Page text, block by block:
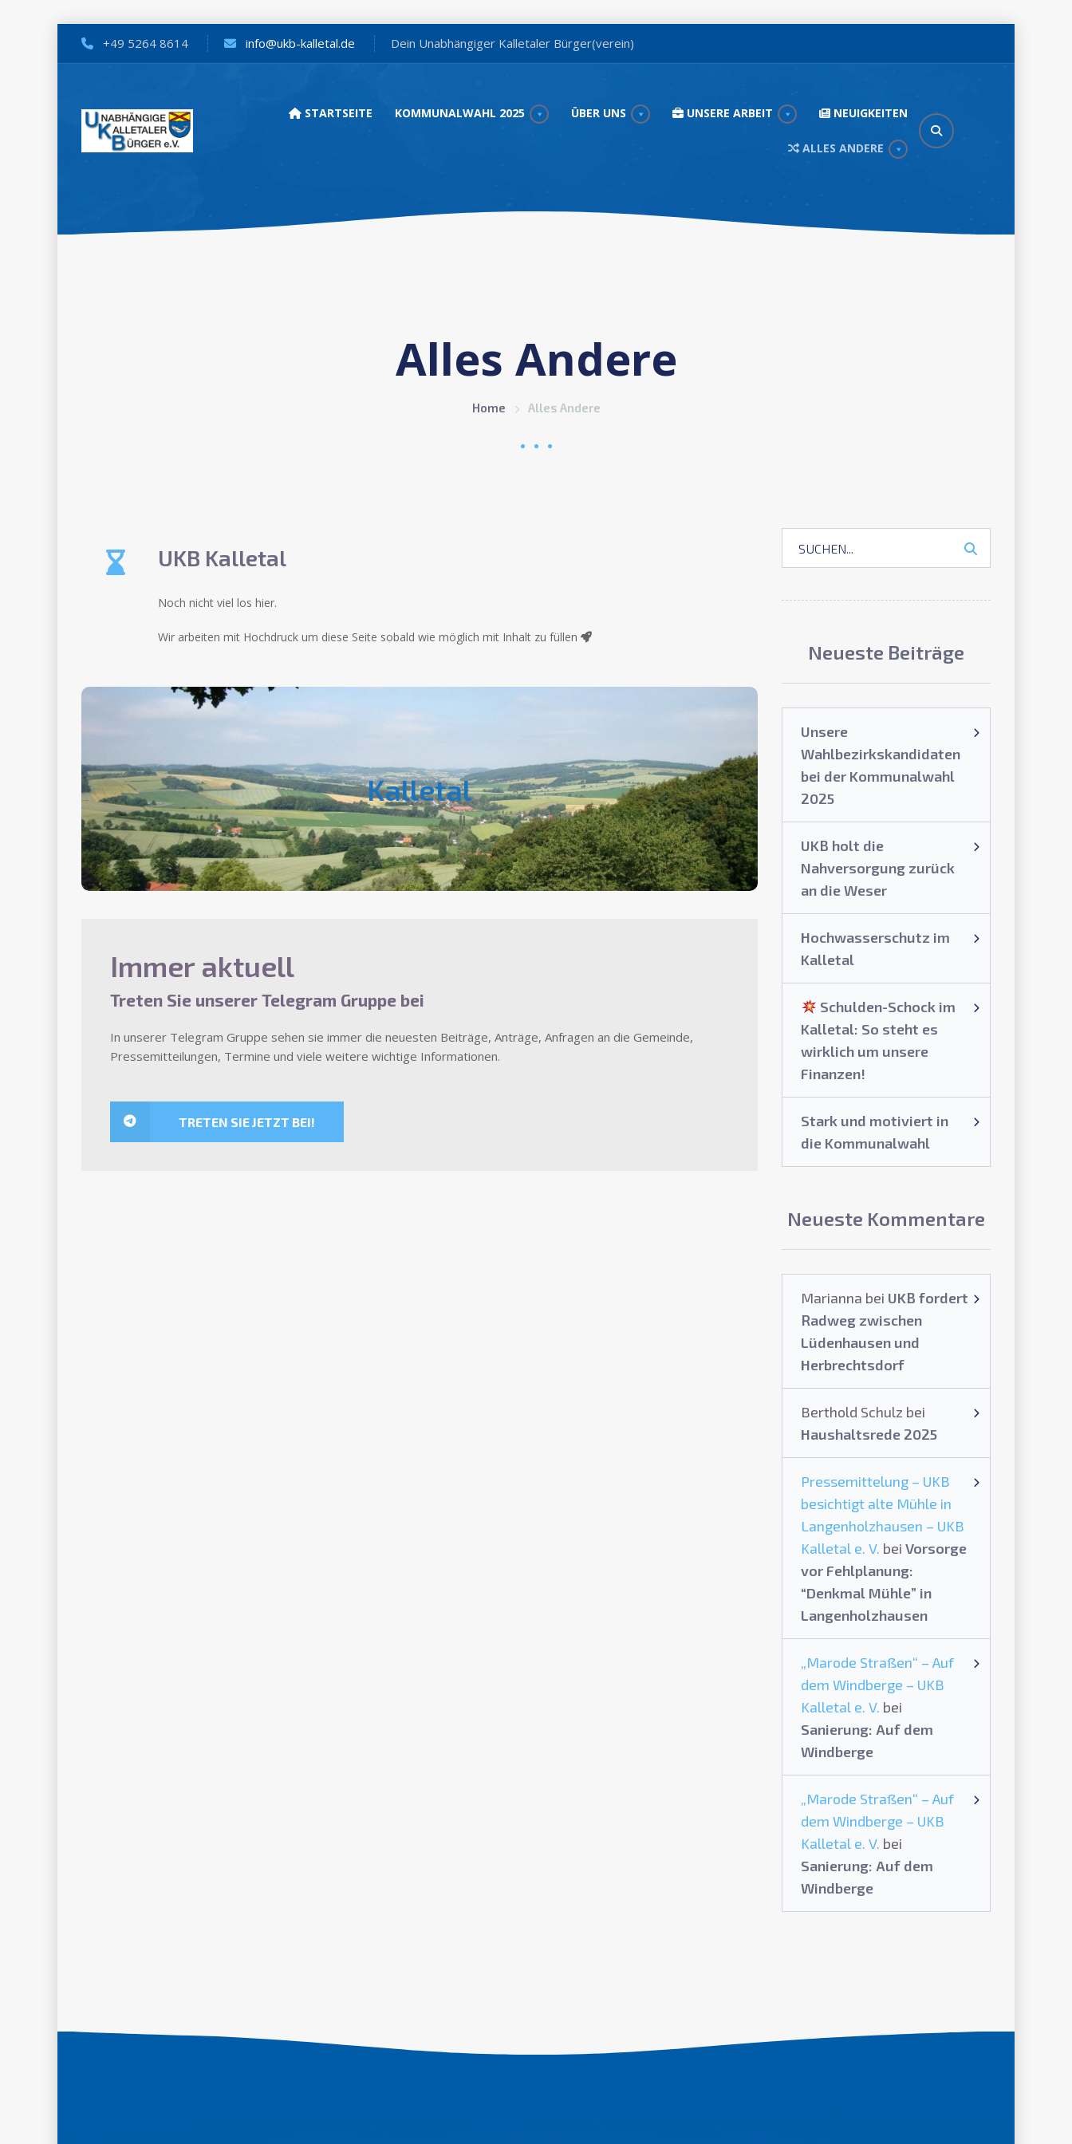
+49 5264 8614 info@ukb-kalletal.de Dein Unabhängiger Kalletaler Bürger(verein)
STARTSEITE KOMMUNALWAHL 2025 ÜBER UNS UNSERE ARBEIT NEUIGKEITEN
ALLES ANDERE
Alles Andere
Home Alles Andere
UKB Kalletal
Noch nicht viel los hier.
Wir arbeiten mit Hochdruck um diese Seite sobald wie möglich mit Inhalt zu füllen
Kalletal
Noch nicht viel los hier
Wir arbeiten mit Hochdruck um diese Seite sobald wie möglich mit Inhalt zu füllen
Immer aktuell
Treten Sie unserer Telegram Gruppe bei
In unserer Telegram Gruppe sehen sie immer die neuesten Beiträge, Anträge, Anfragen an die Gemeinde,
Pressemitteilungen, Termine und viele weitere wichtige Informationen.
TRETEN SIE JETZT BEI!
Neueste Beiträge
Unsere
Wahlbezirkskandidaten
bei der Kommunalwahl
2025
UKB holt die
Nahversorgung zurück
an die Weser
Hochwasserschutz im
Kalletal
Schulden-Schock im
Kalletal: So steht es
wirklich um unsere
Finanzen!
Stark und motiviert in
die Kommunalwahl
Neueste Kommentare
Marianna bei UKB fordert
Radweg zwischen
Lüdenhausen und
Herbrechtsdorf
Berthold Schulz bei
Haushaltsrede 2025
Pressemittelung – UKB
besichtigt alte Mühle in
Langenholzhausen – UKB
Kalletal e. V. bei Vorsorge
vor Fehlplanung:
“Denkmal Mühle” in
Langenholzhausen
„Marode Straßen“ – Auf
dem Windberge – UKB
Kalletal e. V. bei
Sanierung: Auf dem
Windberge
„Marode Straßen“ – Auf
dem Windberge – UKB
Kalletal e. V. bei
Sanierung: Auf dem
Windberge